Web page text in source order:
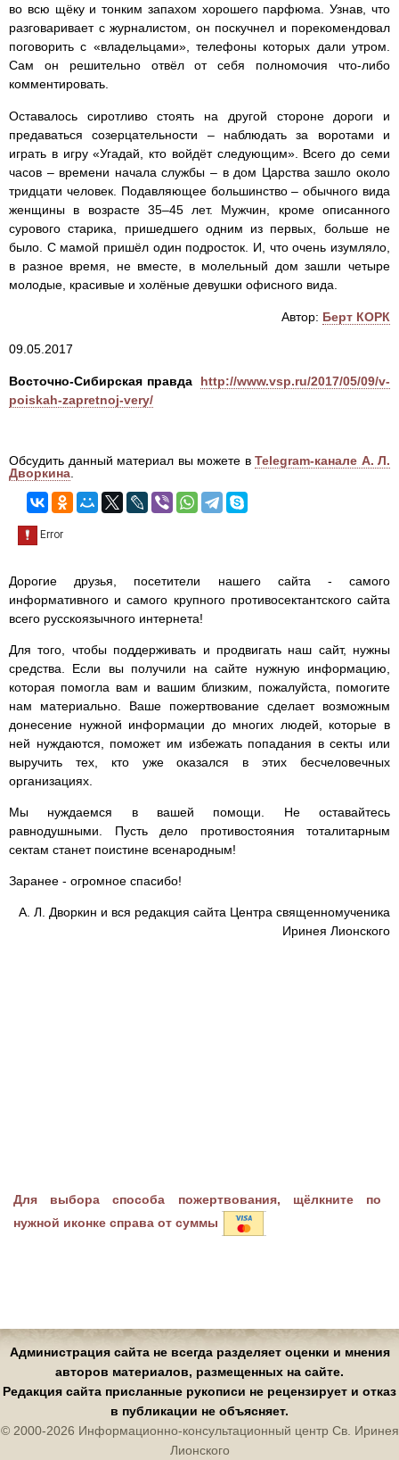
во всю щёку и тонким запахом хорошего парфюма. Узнав, что
разговаривает с журналистом, он поскучнел и порекомендовал
поговорить с «владельцами», телефоны которых дали утром.
Сам он решительно отвёл от себя полномочия что-либо
комментировать.
Оставалось сиротливо стоять на другой стороне дороги и
предаваться созерцательности – наблюдать за воротами и
играть в игру «Угадай, кто войдёт следующим». Всего до семи
часов – времени начала службы – в дом Царства зашло около
тридцати человек. Подавляющее большинство – обычного вида
женщины в возрасте 35–45 лет. Мужчин, кроме описанного
сурового старика, пришедшего одним из первых, больше не
было. С мамой пришёл один подросток. И, что очень изумляло,
в разное время, не вместе, в молельный дом зашли четыре
молодые, красивые и холёные девушки офисного вида.
Автор: Берт КОРК
09.05.2017
Восточно-Сибирская правда
http://www.vsp.ru/2017/05/09/v-
poiskah-zapretnoj-very/
Обсудить данный материал вы можете в Telegram-канале А. Л.
Дворкина
Дорогие друзья, посетители нашего сайта - самого
информативного и самого крупного противосектантского сайта
всего русскоязычного интернета!
Для того, чтобы поддерживать и продвигать наш сайт, нужны
средства. Если вы получили на сайте нужную информацию,
которая помогла вам и вашим близким, пожалуйста, помогите
нам материально. Ваше пожертвование сделает возможным
донесение нужной информации до многих людей, которые в
ней нуждаются, поможет им избежать попадания в секты или
выручить тех, кто уже оказался в этих бесчеловечных
организациях.
Мы нуждаемся в вашей помощи. Не оставайтесь
равнодушными. Пусть дело противостояния тоталитарным
сектам станет поистине всенародным!
Заранее - огромное спасибо!
А. Л. Дворкин и вся редакция сайта Центра священномученика
Иринея Лионского
Для выбора способа пожертвования, щёлкните по
нужной иконке справа от суммы
Администрация сайта не всегда разделяет оценки и мнения
авторов материалов, размещенных на сайте.
Редакция сайта присланные рукописи не рецензирует и отказ
в публикации не объясняет.
© 2000-2026 Информационно-консультационный центр Св. Иринея
Лионского